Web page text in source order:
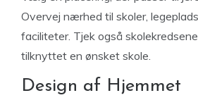
Overvej nærhed til skoler,
faciliteter. Tjek også
tilknyttet en ønsket skole.
Design af Hjemmet